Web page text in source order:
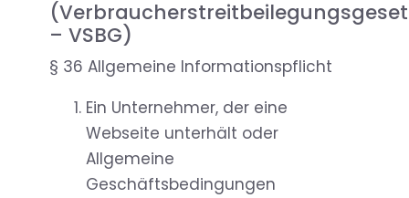
– VSBG)
§ 36 Allgemeine Informationspflicht
Ein Unternehmer, der eine
Webseite unterhält oder
Allgemeine
Geschäftsbedingungen